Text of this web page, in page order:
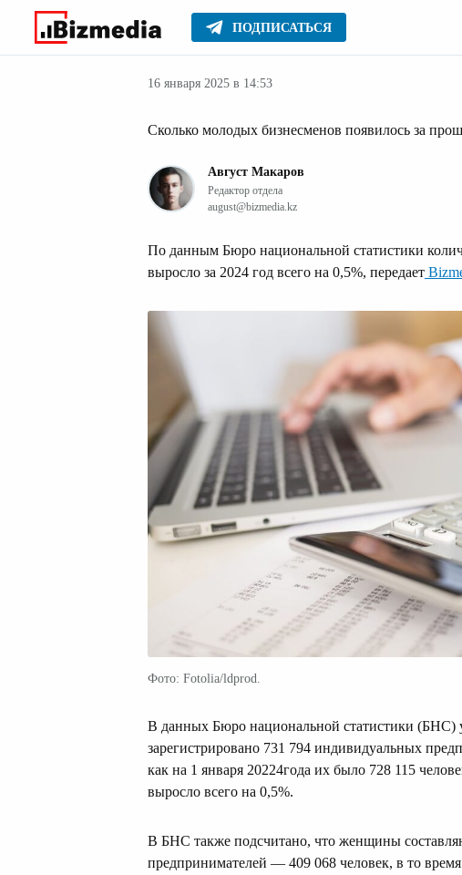
ПОДПИСАТЬСЯ
Главное Новости Финансовые новости
16 января 2025 в 14:53
Сколько молодых бизнесменов появилось за
Август Макаров
Редактор отдела
august@bizmedia.kz
По данным Бюро национальной статистики
выросло за 2024 год всего на 0,5%, передает
Фото: Fotolia/ldprod.
В данных Бюро национальной статистики (БНС)
зарегистрировано 731 794 индивидуальных
как на 1 января 20224года их было 728 115
выросло всего на 0,5%.
В БНС также подсчитано, что женщины
предпринимателей — 409 068 человек, в то